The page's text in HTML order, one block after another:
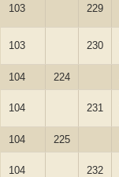
103 229
103 230
104 224
104 231
104 225
104 232